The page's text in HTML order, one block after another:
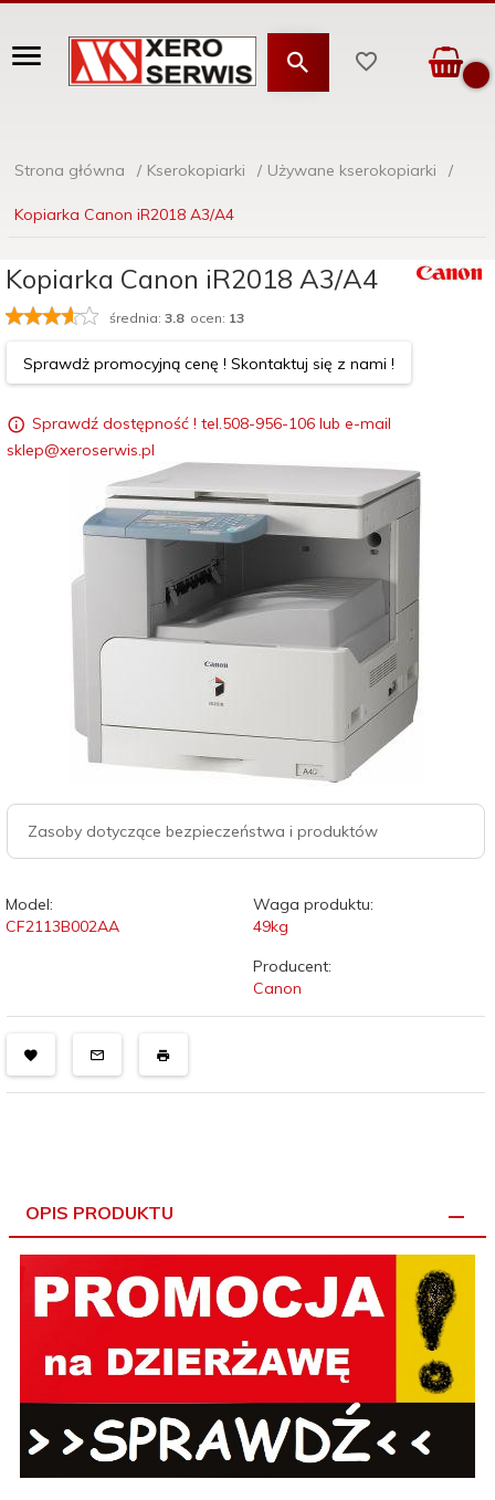
Strona główna Kserokopiarki Używane kserokopiarki
Kopiarka Canon iR2018 A3/A4
Kopiarka Canon iR2018 A3/A4
średnia: 3.8ocen: 13
Sprawdż promocyjną cenę ! Skontaktuj się z nami !
Sprawdź dostępność ! tel.508-956-106 lub e-mail
sklep@xeroserwis.pl
Zasoby dotyczące bezpieczeństwa i produktów
Model:
CF2113B002AA
Waga produktu:
49kg
Producent:
Canon
OPIS PRODUKTU